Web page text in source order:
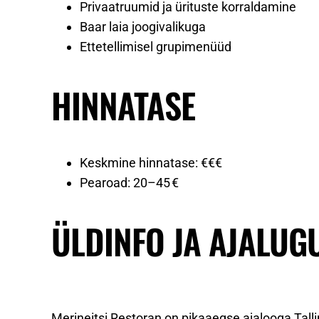
Privaatruumid ja ürituste korraldamine
Baar laia joogivalikuga
Ettetellimisel grupimenüüd
HINNATASE
Keskmine hinnatase: €€€
Pearoad: 20–45 €
ÜLDINFO JA